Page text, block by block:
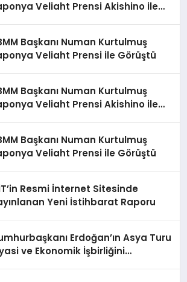
Veliaht Prensi Akishino ile
Başkanı Numan Kurtulmuş
Veliaht Prensi ile Görüştü
Başkanı Numan Kurtulmuş
Veliaht Prensi Akishino ile
Başkanı Numan Kurtulmuş
Veliaht Prensi ile Görüştü
Resmi İnternet Sitesinde
Yeni İstihbarat Raporu
Erdoğan’ın Asya Turu
ve Ekonomik İşbirliğini